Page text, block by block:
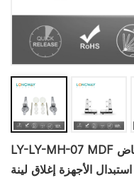
LY-LY-MH-07 MDF مفصلي سبائك الزنك لمقعد المرحاض
الأجهزة إغلاق لينة